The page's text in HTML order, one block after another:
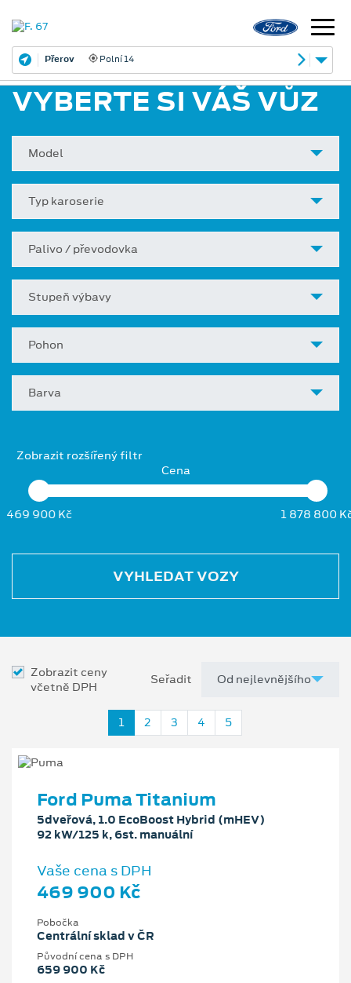
Přerov Polní 14
VYBERTE SI VÁŠ VŮZ
Model
Typ karoserie
Palivo / převodovka
Stupeň výbavy
Pohon
Barva
Zobrazit rozšířený filtr
Cena
469 900 Kč 1 878 800
VYHLEDAT VOZY
Zobrazit ceny
včetně DPH
Seřadit
1 2 3 4 5
Ford Puma Titanium
5dveřová, 1.0 EcoBoost Hybrid (mHEV)
92 kW/125 k, 6st. manuální
Vaše cena s DPH
469 900 Kč
Pobočka
Centrální sklad v ČR
Původní cena s DPH
659 900 Kč